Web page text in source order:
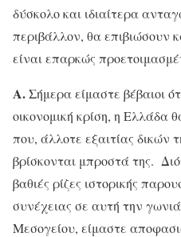
δύσκολο και ιδιαίτερα
περιβάλλον, θα επιβιώσουν
είναι επαρκώς
Α.Σήμερα είμαστε βέβαιοι
οικονομική κρίση, η Ελλάδα
που, άλλοτε εξαιτίας δικών
βρίσκονται μπροστά της.
βαθιές ρίζες ιστορικής
συνέχειας σε αυτή την
Μεσογείου, είμαστε